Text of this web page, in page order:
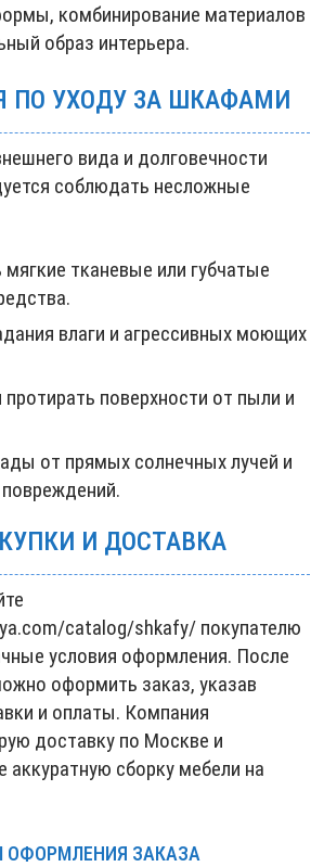
комбинирование материалов
образ интерьера.
ПО УХОДУ ЗА ШКАФАМИ
вида и долговечности
соблюдать несложные
тканевые или губчатые
влаги и агрессивных моющих
поверхности от пыли и
от прямых солнечных лучей и
И ДОСТАВКА
catalog/shkafy/ покупателю
условия оформления. После
оформить заказ, указав
и оплаты. Компания
доставку по Москве и
аккуратную сборку мебели на
ОФОРМЛЕНИЯ ЗАКАЗА